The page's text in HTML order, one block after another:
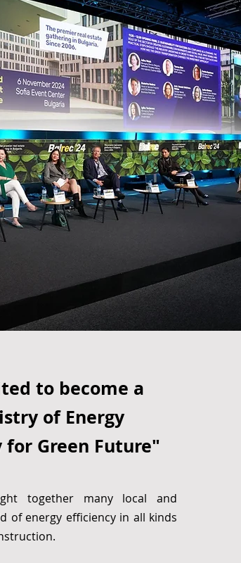
to become a
of Energy
for Green Future"
together many local and
of energy efficiency in all kinds